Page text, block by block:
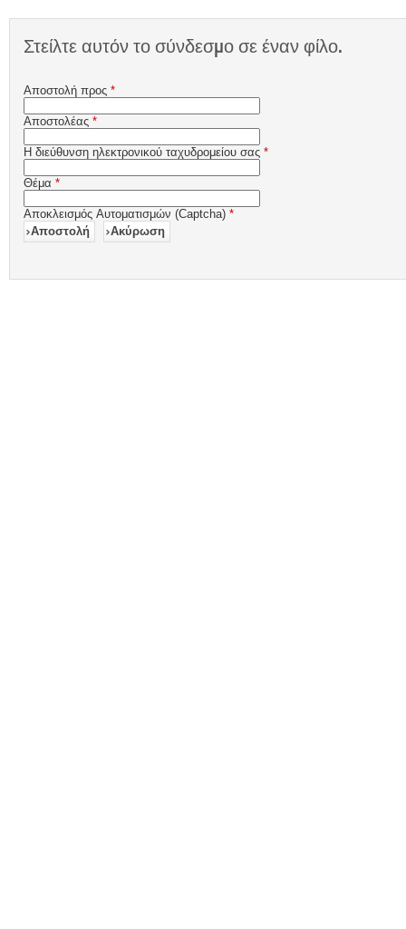
Στείλτε αυτόν το σύνδεσμο σε έναν φίλο.
Αποστολή προς *
Αποστολέας *
Η διεύθυνση ηλεκτρονικού ταχυδρομείου σας *
Θέμα *
Αποκλεισμός Αυτοματισμών (Captcha) *
Αποστολή
Ακύρωση